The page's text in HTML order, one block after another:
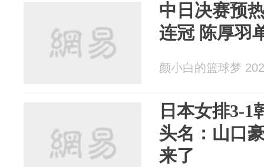
中日决赛预
连冠 陈厚羽
颜小白的篮球梦
日本女排3-1
头名：山口
来了